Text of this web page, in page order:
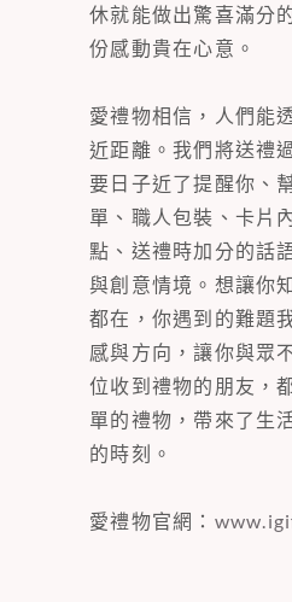
休就能做出驚喜滿分
份感動貴在心意。
愛禮物相信，人們能
近距離。我們將送禮
要日子近了提醒你、
單、職人包裝、卡片
點、送禮時加分的話
與創意情境。想讓你
都在，你遇到的難題
感與方向，讓你與眾
位收到禮物的朋友，
單的禮物，帶來了生
的時刻。
愛禮物官網：